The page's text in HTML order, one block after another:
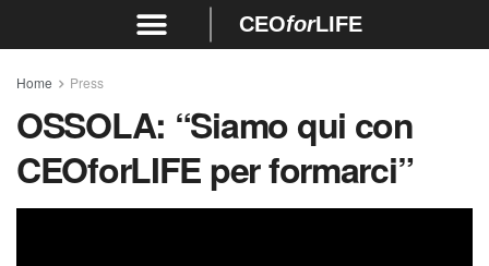
CEOforLIFE
Home Press
OSSOLA: “Siamo qui con
CEOforLIFE per formarci”